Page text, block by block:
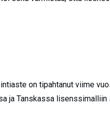
on tipahtanut viime
ja Tanskassa lisenssimalliin